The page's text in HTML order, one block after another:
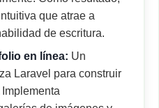
que atrae a
de escritura.
en línea: Un
Laravel para construir